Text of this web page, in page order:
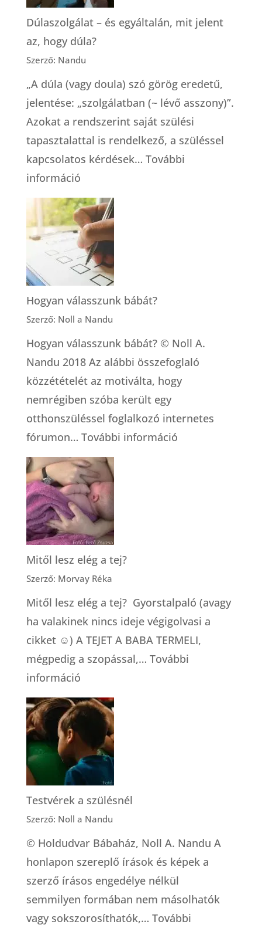
Floyd)
Dúlaszolgálat – és egyáltalán, mit jelent
az, hogy dúla?
Szerző: Nandu
„A dúla (vagy doula) szó görög eredetű,
jelentése: „szolgálatban (~ lévő asszony)”.
Azokat a rendszerint saját szülési
tapasztalattal is rendelkező, a szüléssel
kapcsolatos kérdések… További
információ:
Dúlaszolgálat
–
és
egyáltalán,
mit
jelent
az,
hogy
dúla?
Hogyan válasszunk bábát?
Szerző: Noll a Nandu
Hogyan válasszunk bábát? © Noll A.
Nandu 2018 Az alábbi összefoglaló
közzétételét az motiválta, hogy
nemrégiben szóba került egy
otthonszüléssel foglalkozó internetes
fórumon… További információ:
Mitől lesz elég a tej?
Szerző: Morvay Réka
Mitől lesz elég a tej? Gyorstalpaló (avagy
ha valakinek nincs ideje végigolvasi a
cikket ☺) A TEJET A BABA TERMELI,
mégpedig a szopással,… További
információ:
Mitől
lesz
elég
a
tej?
Testvérek a szülésnél
Szerző: Noll a Nandu
© Holdudvar Bábaház, Noll A. Nandu A
honlapon szereplő írások és képek a
szerző írásos engedélye nélkül
semmilyen formában nem másolhatók
vagy sokszorosíthatók,… További